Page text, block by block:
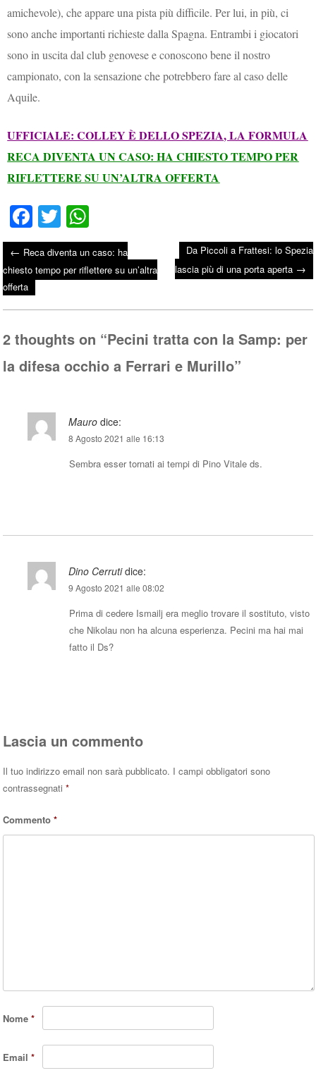
amichevole), che appare una pista più difficile. Per lui, in più, ci
sono anche importanti richieste dalla Spagna. Entrambi i giocatori
sono in uscita dal club genovese e conoscono bene il nostro
campionato, con la sensazione che potrebbero fare al caso delle
Aquile.
UFFICIALE: COLLEY È DELLO SPEZIA, LA FORMULA
RECA DIVENTA UN CASO: HA CHIESTO TEMPO PER
RIFLETTERE SU UN’ALTRA OFFERTA
Fa
ce
bo
ok
T
wi
tte
r
ha
ts
A
pp
Post navigation
← Reca diventa un caso: ha
chiesto tempo per riflettere su un’altra
offerta
Da Piccoli a Frattesi: lo Spezia
lascia più di una porta aperta →
2 thoughts on “Pecini tratta con la Samp: per
la difesa occhio a Ferrari e Murillo”
Mauro dice:
8 Agosto 2021 alle 16:13
Sembra esser tornati ai tempi di Pino Vitale ds.
Dino Cerruti dice:
9 Agosto 2021 alle 08:02
Prima di cedere Ismailj era meglio trovare il sostituto, visto
che Nikolau non ha alcuna esperienza. Pecini ma hai mai
fatto il Ds?
Lascia un commento
Il tuo indirizzo email non sarà pubblicato. I campi obbligatori sono
contrassegnati*
Commento*
Nome*
Email*